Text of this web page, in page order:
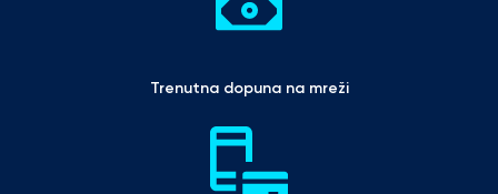
Trenutna dopuna na mreži